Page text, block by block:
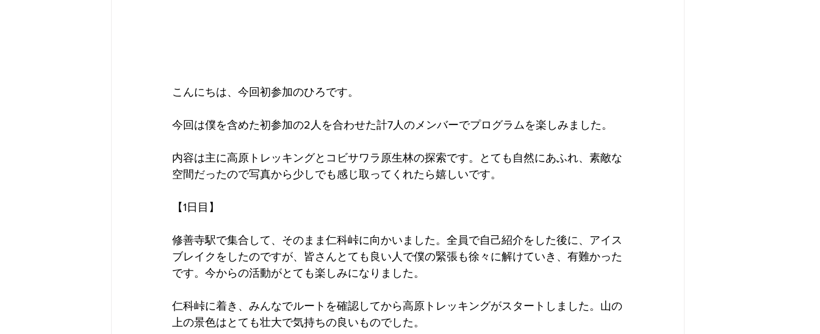
こんにちは、今回初参加のひろです。
今回は僕を含めた初参加の2人を合わせた計7人のメンバーでプログラムを楽しみました。
内容は主に高原トレッキングとコビサワラ原生林の探索です。とても自然にあふれ、素敵な
空間だったので写真から少しでも感じ取ってくれたら嬉しいです。
【1日目】
修善寺駅で集合して、そのまま仁科峠に向かいました。全員で自己紹介をした後に、アイス
ブレイクをしたのですが、皆さんとても良い人で僕の緊張も徐々に解けていき、有難かった
です。今からの活動がとても楽しみになりました。
仁科峠に着き、みんなでルートを確認してから高原トレッキングがスタートしました。山の
上の景色はとても壮大で気持ちの良いものでした。